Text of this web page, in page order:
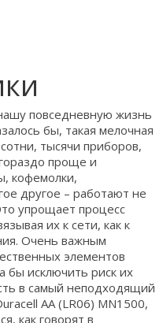
повседневную жизнь
бы, такая мелочная
тысячи приборов,
проще и
кофемолки,
другое – работают не
упрощает процесс
их к сети, как к
Очень важным
элементов
бы исключить риск их
в самый неподходящий
AA (LR06) MN1500,
как говорят в